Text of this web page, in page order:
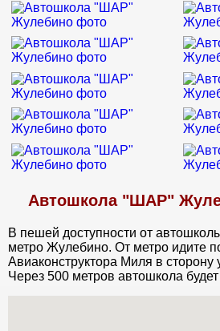
Автошкола "ШАР"
В пешей доступности от
метро Жулебино. От метро идите
Авиаконструктора Миля в
Через 500 метров автошкола